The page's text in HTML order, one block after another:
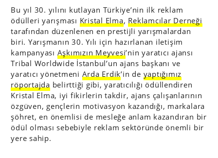
Bu yıl 30. yılını kutlayan Türkiye’nin ilk reklam
ödülleri yarışması Kristal Elma, Reklamcılar Derneği
tarafından düzenlenen en prestijli yarışmalardan
biri. Yarışmanın 30. Yılı için hazırlanan iletişim
kampanyası Aşkımızın Meyvesi’nin yaratıcı ajansı
Tribal Worldwide İstanbul’un ajans başkanı ve
yaratıcı yönetmeni Arda Erdik’in de yaptığımız
röportajda belirttiği gibi, yaratıcılığı ödüllendiren
Kristal Elma, iyi fikirlerin takdir, ajans çalışanlarının
özgüven, gençlerin motivasyon kazandığı, markalara
şöhret, en önemlisi de mesleğe anlam kazandıran bir
ödül olması sebebiyle reklam sektöründe önemli bir
yere sahip.